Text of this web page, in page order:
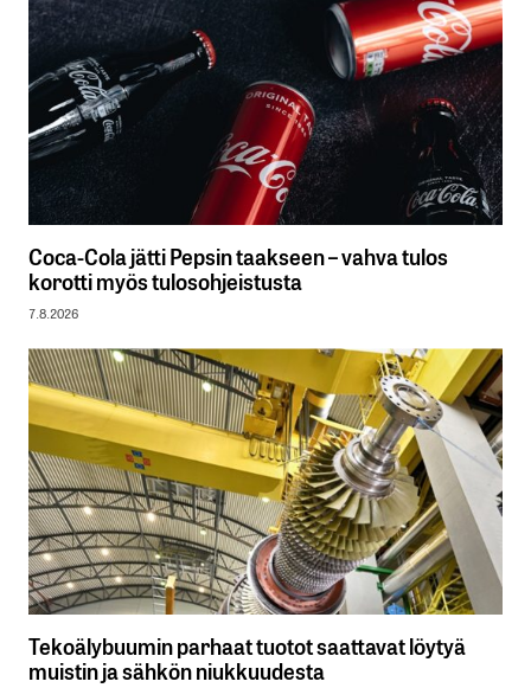
Coca-Cola jätti Pepsin taakseen – vahva tulos
korotti myös tulosohjeistusta
7.8.2026
Tekoälybuumin parhaat tuotot saattavat löytyä
muistin ja sähkön niukkuudesta